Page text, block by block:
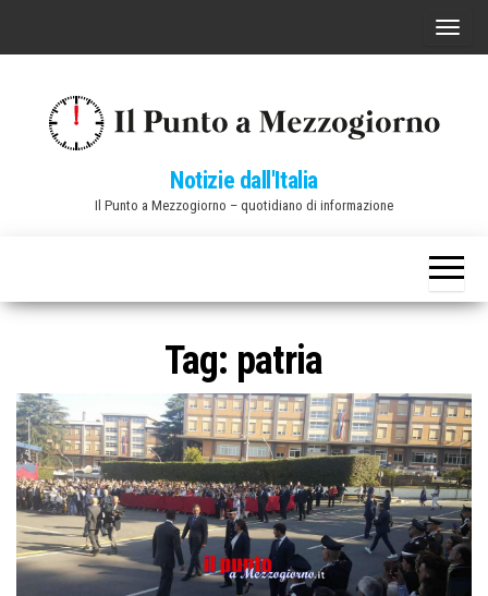
C
a
v
a
z
i
o
n
e
Notizie dall'Italia
Il Punto a Mezzogiorno – quotidiano di informazione
Tag: patria